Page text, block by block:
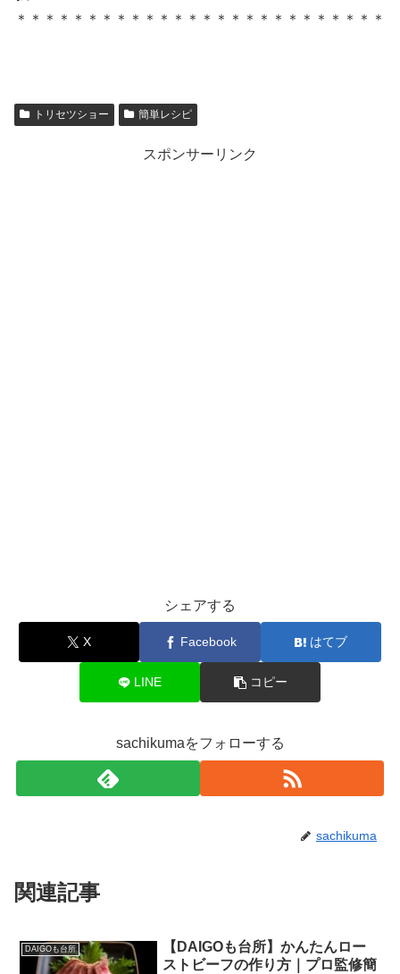
＊＊＊＊＊＊＊＊＊＊＊＊＊＊＊＊＊＊＊＊＊＊＊＊＊＊
トリセツショー 簡単レシピ
スポンサーリンク
シェアする
X Facebook はてブ
LINE コピー
sachikumaをフォローする
sachikuma
関連記事
DAIGOも台所
【DAIGOも台所】かんたんロー
ストビーフの作り方｜プロ監修簡